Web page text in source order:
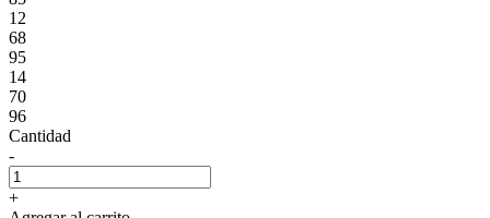
12
68
95
14
70
96
Cantidad
-
+